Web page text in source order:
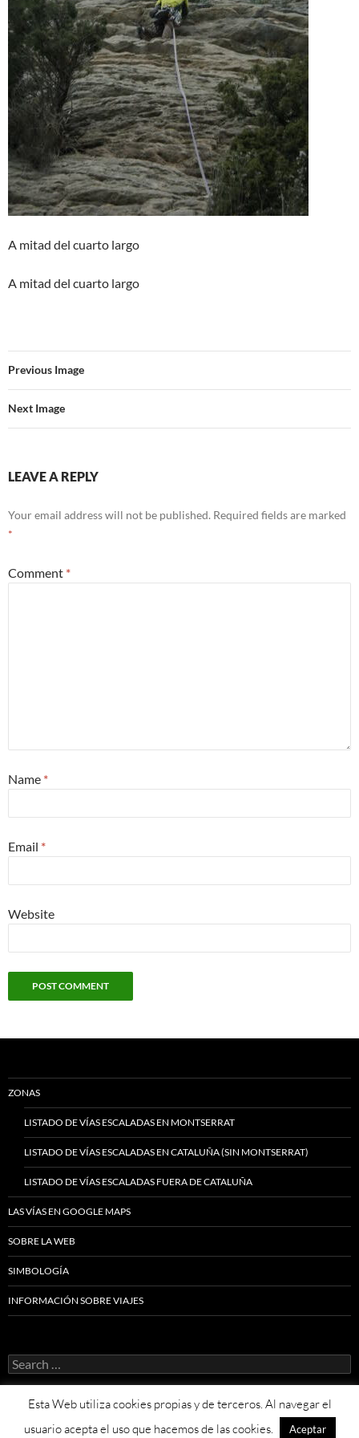
A mitad del cuarto largo
A mitad del cuarto largo
Previous Image
Next Image
LEAVE A REPLY
Your email address will not be published. Required fields are marked
*
Comment *
Name *
Email *
Website
ZONAS
LISTADO DE VÍAS ESCALADAS EN MONTSERRAT
LISTADO DE VÍAS ESCALADAS EN CATALUÑA (SIN MONTSERRAT)
LISTADO DE VÍAS ESCALADAS FUERA DE CATALUÑA
LAS VÍAS EN GOOGLE MAPS
SOBRE LA WEB
SIMBOLOGÍA
INFORMACIÓN SOBRE VIAJES
Search
for:
Proudly powered by WordPress
Esta Web utiliza cookies propias y de terceros. Al navegar el
usuario acepta el uso que hacemos de las cookies.
Aceptar